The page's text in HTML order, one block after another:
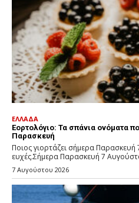
ΕΛΛΑΔΑ
Εορτολόγιο: Τα σπάνια ονόματα
Παρασκευή
Ποιος γιορτάζει σήμερα
ευχές.Σήμερα Παρασκευή 7
7 Αυγούστου 2026